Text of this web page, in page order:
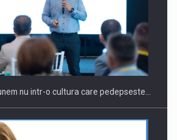
RETHINK STRATEGY-Finantare
nu intr-o cultura care pedepseste…